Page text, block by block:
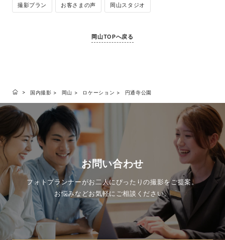
撮影プラン お客さまの声 岡山スタジオ
岡山TOPへ戻る
国内撮影 岡山 ロケーション 円通寺公園
お問い合わせ
フォトプランナーがお二人にぴったりの撮影をご提案。
お悩みなどお気軽にご相談ください。